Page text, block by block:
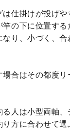
仕掛けが投げや
竿の下に位置す
なり、小づく、
場合はその都度リ
る人は小型両軸
方に合わせて選